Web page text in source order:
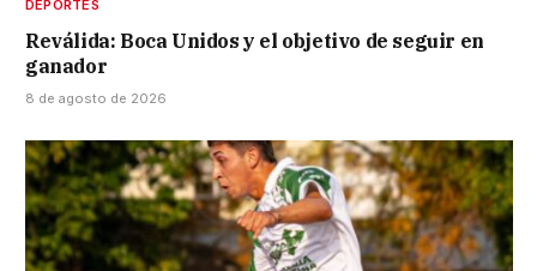
DEPORTES
Reválida: Boca Unidos y el objetivo de seguir en
ganador
8 de agosto de 2026